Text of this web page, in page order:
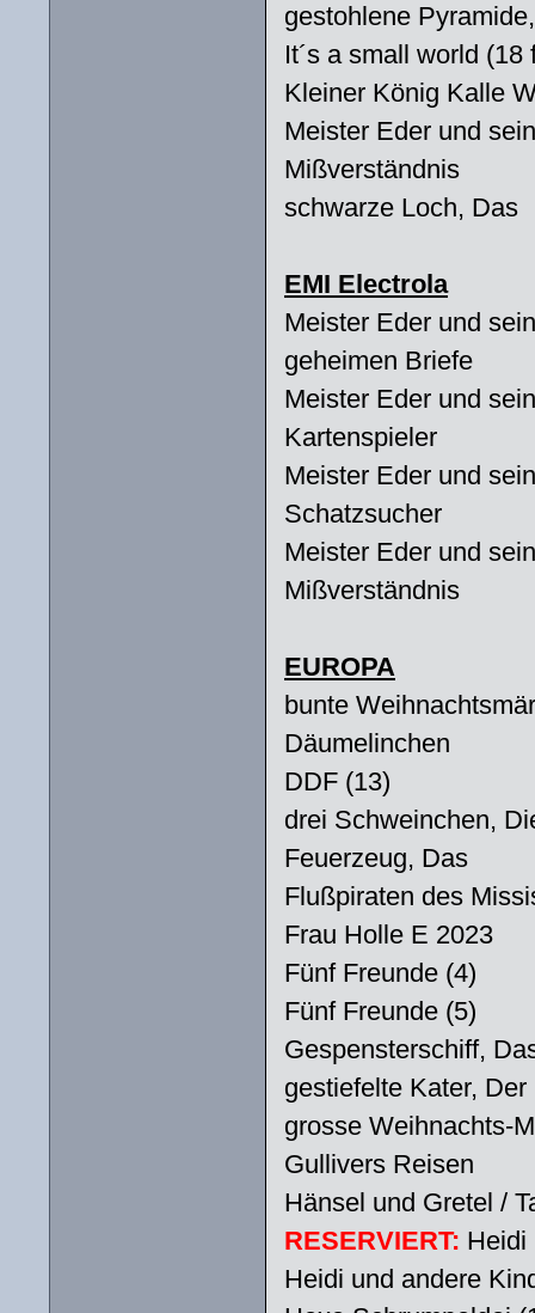
gestohlene
It´s a small world
Kleiner König Kalle
Meister Eder und
Mißverständnis
schwarze Loch, Das
EMI Electrola
Meister Eder und
geheimen Briefe
Meister Eder und
Kartenspieler
Meister Eder und
Schatzsucher
Meister Eder und
Mißverständnis
EUROPA
bunte
Däumelinchen
DDF (13)
drei Schweinchen,
Feuerzeug, Das
Flußpiraten des
Frau Holle E 2023
Fünf Freunde (4)
Fünf Freunde (5)
Gespensterschiff,
gestiefelte Kater, Der
grosse Weihnachts-
Gullivers Reisen
Hänsel und Gretel /
RESERVIERT: Heidi
Heidi und andere